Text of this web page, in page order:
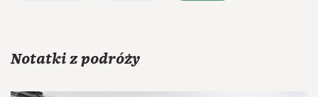
Notatki z podróży